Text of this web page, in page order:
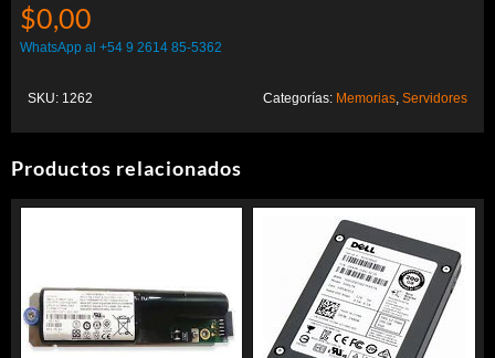
$0,00
WhatsApp al +54 9 2614 85-5362
SKU: 1262 Categorías: Memorias Servidores
Productos relacionados